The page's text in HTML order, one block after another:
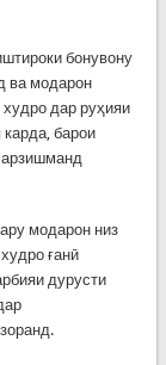
бонувону
ва модарон
дар руҳияи
барои
модарон низ
ғанӣ
дурусти